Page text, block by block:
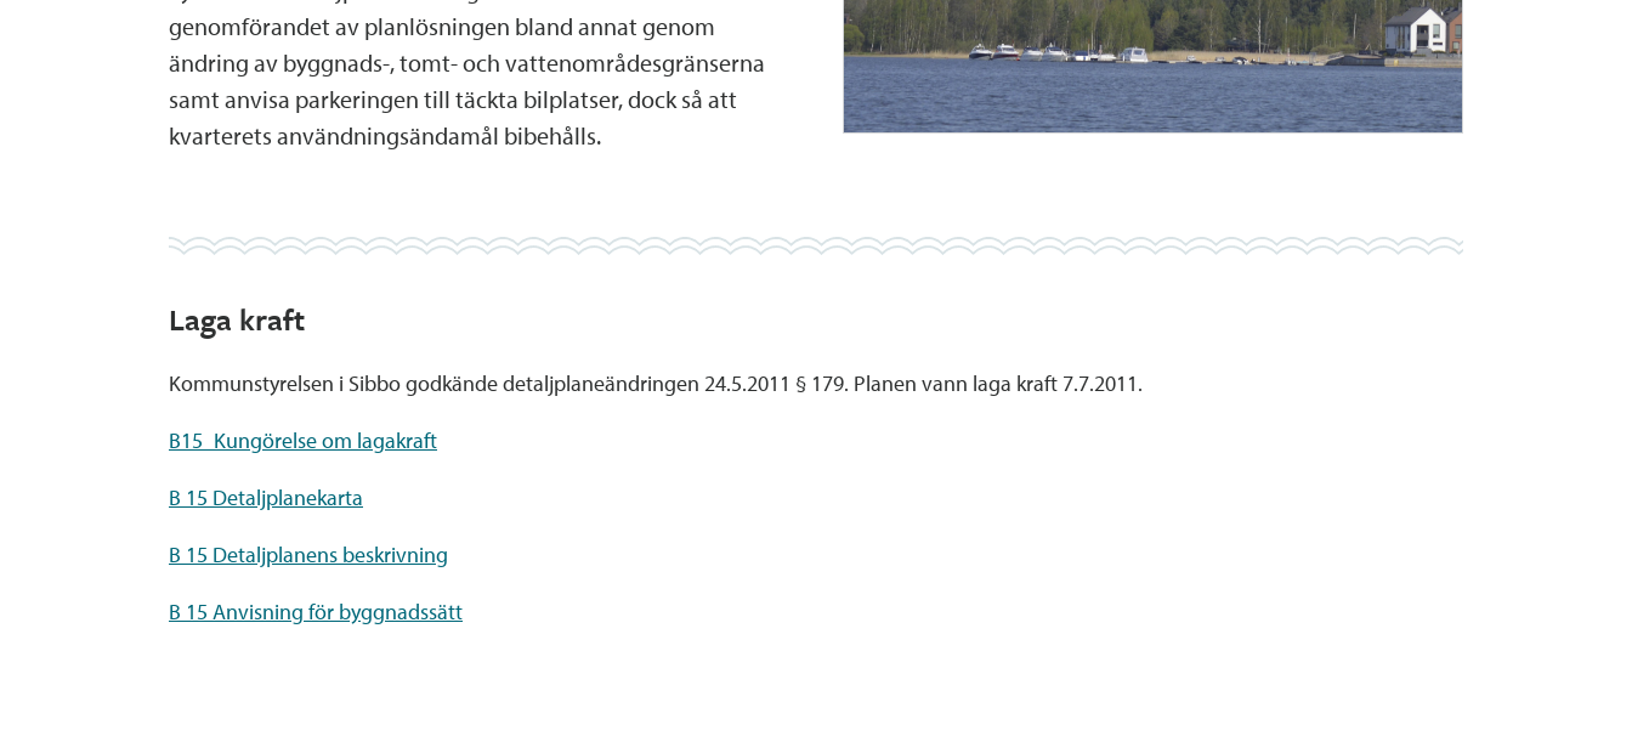
genomförandet av planlösningen bland annat genom
ändring av byggnads-, tomt- och vattenområdesgränserna
samt anvisa parkeringen till täckta bilplatser, dock så att
kvarterets användningsändamål bibehålls.
Laga kraft
Kommunstyrelsen i Sibbo godkände detaljplaneändringen 24.5.2011 § 179. Planen vann laga kraft 7.7.2011.
B15_Kungörelse om lagakraft
B 15 Detaljplanekarta
B 15 Detaljplanens beskrivning
B 15 Anvisning för byggnadssätt